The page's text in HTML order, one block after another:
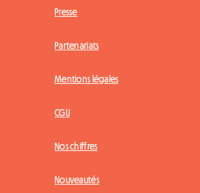
Presse
Partenariats
Mentions légales
CGU
Nos chiffres
Nouveautés